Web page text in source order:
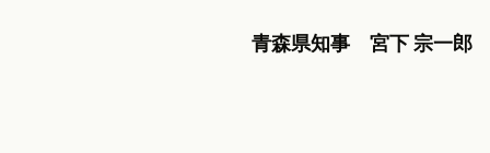
青森県知事 宮下 宗一郎